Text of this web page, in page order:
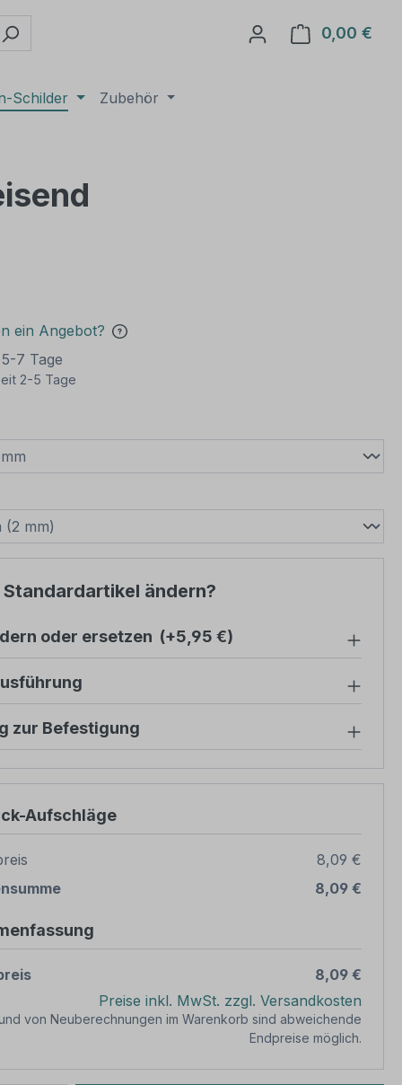
0,00 €
Schilder Zubehör
ein Angebot?
7 Tage
2-5 Tage
Standardartikel ändern?
oder ersetzen (+5,95 €)
zur Befestigung
Aufschläge
8,09 €
8,09 €
8,09 €
Preise inkl. MwSt. zzgl. Versandkosten
von Neuberechnungen im Warenkorb sind abweichende
Endpreise möglich.